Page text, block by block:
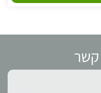
קשר